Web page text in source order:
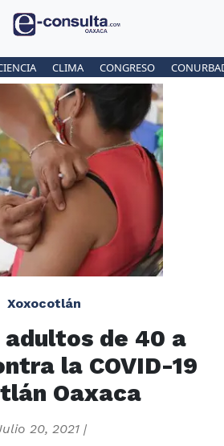
CLIMA CONGRESO
Xoxocotlán
adultos de 40 a
la COVID-19
Oaxaca
20, 2021 |